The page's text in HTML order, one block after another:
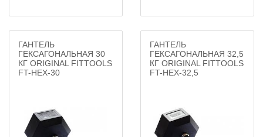
ГАНТЕЛЬ
ГЕКСАГОНАЛЬНАЯ 30
КГ ORIGINAL FITTOOLS
FT-HEX-30
ГАНТЕЛЬ
ГЕКСАГОНАЛЬНАЯ 32,5
КГ ORIGINAL FITTOOLS
FT-HEX-32,5